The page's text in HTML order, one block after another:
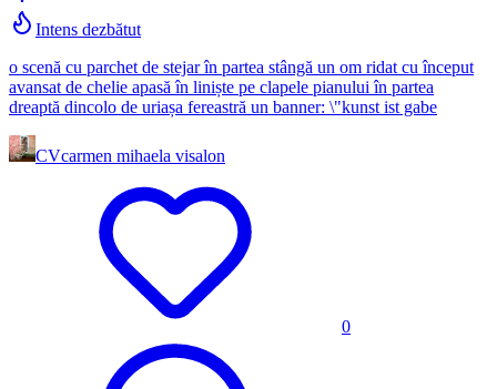
Intens dezbătut
o scenă cu parchet de stejar în partea stângă un om ridat cu început
avansat de chelie apasă în liniște pe clapele pianului în partea
dreaptă dincolo de uriașa fereastră un banner: \"kunst ist gabe
CVcarmen mihaela visalon
0